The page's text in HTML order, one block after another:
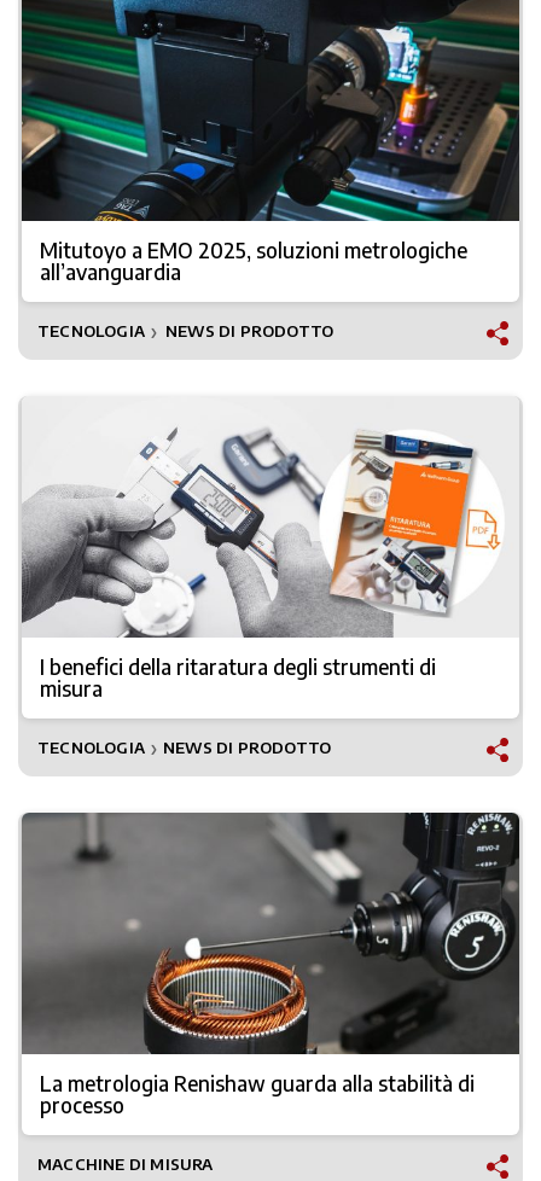
Mitutoyo a EMO 2025, soluzioni metrologiche
all’avanguardia
TECNOLOGIA ❯ NEWS DI PRODOTTO
I benefici della ritaratura degli strumenti di
misura
TECNOLOGIA ❯ NEWS DI PRODOTTO
La metrologia Renishaw guarda alla stabilità di
processo
MACCHINE DI MISURA